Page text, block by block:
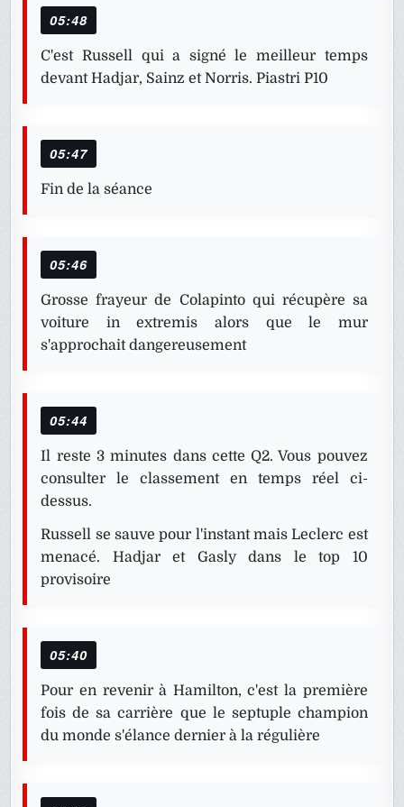
05:48
C'est Russell qui a signé le meilleur temps
devant Hadjar, Sainz et Norris. Piastri P10
05:47
Fin de la séance
05:46
Grosse frayeur de Colapinto qui récupère sa
voiture in extremis alors que le mur
s'approchait dangereusement
05:44
Il reste 3 minutes dans cette Q2. Vous pouvez
consulter le classement en temps réel ci-
dessus.
Russell se sauve pour l'instant mais Leclerc est
menacé. Hadjar et Gasly dans le top 10
provisoire
05:40
Pour en revenir à Hamilton, c'est la première
fois de sa carrière que le septuple champion
du monde s'élance dernier à la régulière